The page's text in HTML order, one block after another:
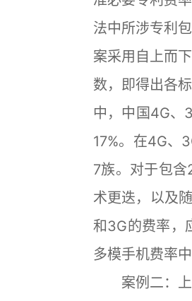
法中所涉专利
案采用自上而
数，即得出各
中，中国4G、
17%。在4G、
7族。对于包
术更迭，以及
和3G的费率，
多模手机费率
案例二：上